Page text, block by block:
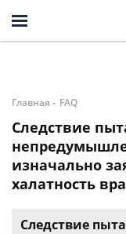
Главная - FAQ
Следствие
изначально
халатность
Следствие